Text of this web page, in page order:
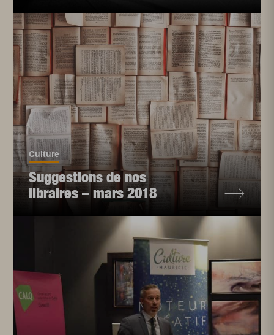
Culture
Suggestions de nos
libraires – mars 2018